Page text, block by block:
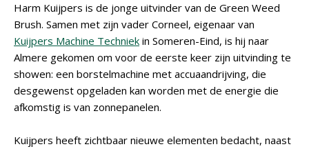
Harm Kuijpers is de jonge uitvinder van de Green Weed
Brush. Samen met zijn vader Corneel, eigenaar van
Kuijpers Machine Techniek in Someren-Eind, is hij naar
Almere gekomen om voor de eerste keer zijn uitvinding te
showen: een borstelmachine met accuaandrijving, die
desgewenst opgeladen kan worden met de energie die
afkomstig is van zonnepanelen.
Kuijpers heeft zichtbaar nieuwe elementen bedacht, naast